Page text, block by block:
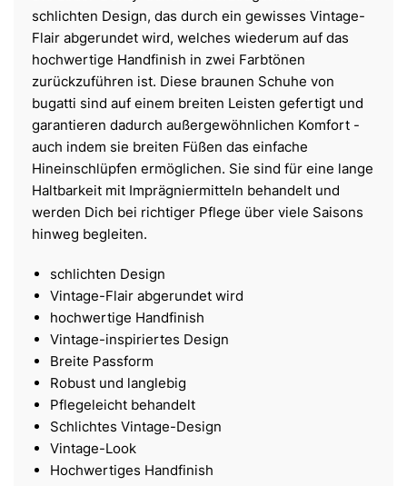
schlichten Design, das durch ein gewisses Vintage-
Flair abgerundet wird, welches wiederum auf das
hochwertige Handfinish in zwei Farbtönen
zurückzuführen ist. Diese braunen Schuhe von
bugatti sind auf einem breiten Leisten gefertigt und
garantieren dadurch außergewöhnlichen Komfort -
auch indem sie breiten Füßen das einfache
Hineinschlüpfen ermöglichen. Sie sind für eine lange
Haltbarkeit mit Imprägniermitteln behandelt und
werden Dich bei richtiger Pflege über viele Saisons
hinweg begleiten.
schlichten Design
Vintage-Flair abgerundet wird
hochwertige Handfinish
Vintage-inspiriertes Design
Breite Passform
Robust und langlebig
Pflegeleicht behandelt
Schlichtes Vintage-Design
Vintage-Look
Hochwertiges Handfinish